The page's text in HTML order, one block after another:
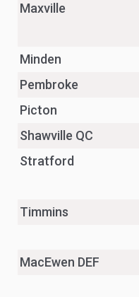
Maxville
Minden
Pembroke
Picton
Shawville QC
Stratford
Timmins
MacEwen DEF